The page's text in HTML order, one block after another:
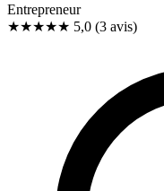
Entrepreneur
★★★★★ 5,0 (3 avis)